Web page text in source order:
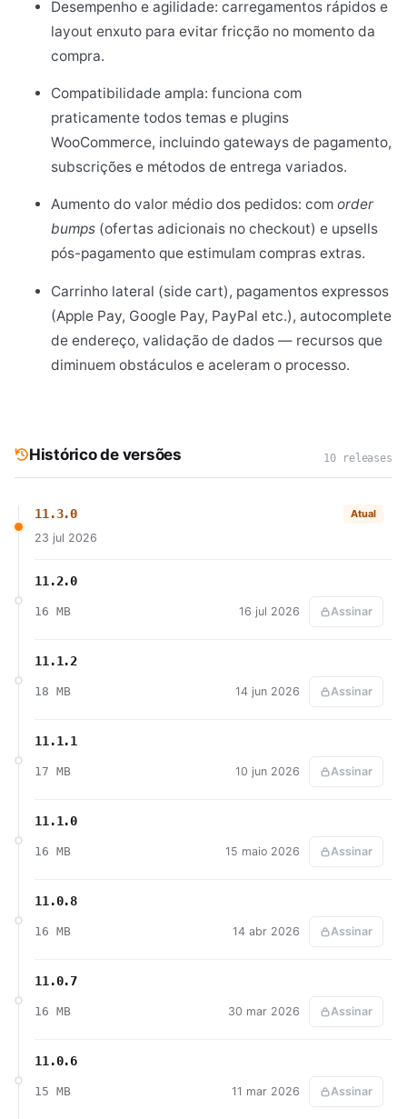
Desempenho e agilidade: carregamentos rápidos e
layout enxuto para evitar fricção no momento da
compra.
Compatibilidade ampla: funciona com
praticamente todos temas e plugins
WooCommerce, incluindo gateways de pagamento,
subscrições e métodos de entrega variados.
Aumento do valor médio dos pedidos: com order
bumps (ofertas adicionais no checkout) e upsells
pós-pagamento que estimulam compras extras.
Carrinho lateral (side cart), pagamentos expressos
(Apple Pay, Google Pay, PayPal etc.), autocomplete
de endereço, validação de dados — recursos que
diminuem obstáculos e aceleram o processo.
Histórico de versões 10 releases
11.3.0 Atual
23 jul 2026
11.2.0
16 MB 16 jul 2026 Assinar
11.1.2
18 MB 14 jun 2026 Assinar
11.1.1
17 MB 10 jun 2026 Assinar
11.1.0
16 MB 15 maio 2026 Assinar
11.0.8
16 MB 14 abr 2026 Assinar
11.0.7
16 MB 30 mar 2026 Assinar
11.0.6
15 MB 11 mar 2026 Assinar